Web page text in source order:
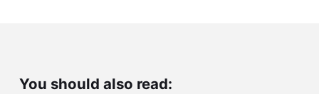
You should also read: